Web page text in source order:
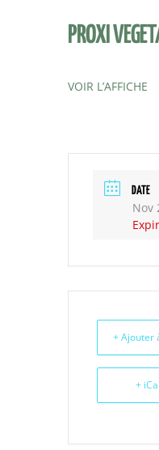
PROXI
VOIR L’AFFICHE
DATE
Nov
+ Ajouter
+